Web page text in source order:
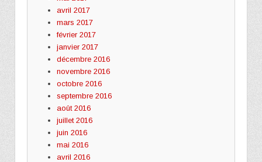
avril 2017
mars 2017
février 2017
janvier 2017
décembre 2016
novembre 2016
octobre 2016
septembre 2016
août 2016
juillet 2016
juin 2016
mai 2016
avril 2016